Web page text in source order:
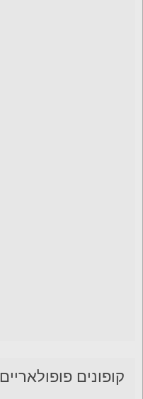
קופונים פופולאריים